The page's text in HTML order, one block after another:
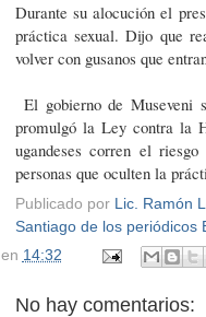
Durante su alocución el
práctica sexual. Dijo que
volver con gusanos que
El gobierno de Museveni
promulgó la Ley contra la
ugandeses corren el
personas que oculten la
Publicado por
Lic. Ramón
Santiago de los periódicos
en 14:32
No hay comentarios: